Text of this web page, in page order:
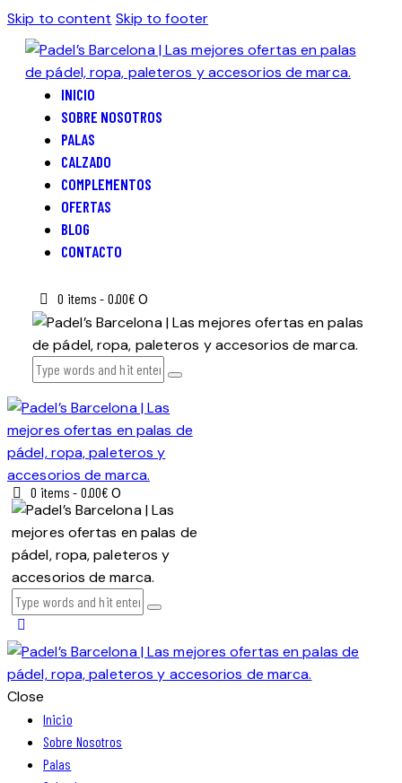
Skip to content Skip to footer
INICIO
SOBRE NOSOTROS
PALAS
CALZADO
COMPLEMENTOS
OFERTAS
BLOG
CONTACTO
0 items - 0.00€ 0
0 items - 0.00€ 0
Close
Inicio
Sobre Nosotros
Palas